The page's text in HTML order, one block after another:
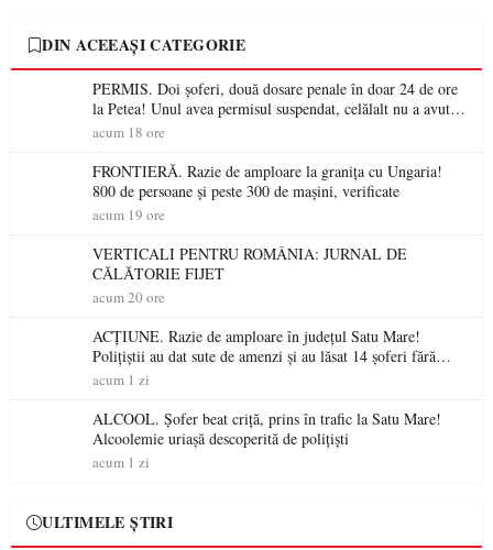
DIN ACEEAȘI CATEGORIE
PERMIS. Doi șoferi, două dosare penale în doar 24 de ore
la Petea! Unul avea permisul suspendat, celălalt nu a avut
niciodată permis
acum 18 ore
FRONTIERĂ. Razie de amploare la granița cu Ungaria!
800 de persoane și peste 300 de mașini, verificate
acum 19 ore
VERTICALI PENTRU ROMÂNIA: JURNAL DE
CĂLĂTORIE FIJET
acum 20 ore
ACȚIUNE. Razie de amploare în județul Satu Mare!
Polițiștii au dat sute de amenzi și au lăsat 14 șoferi fără
permis într-o singură zi
acum 1 zi
ALCOOL. Șofer beat criță, prins în trafic la Satu Mare!
Alcoolemie uriașă descoperită de polițiști
acum 1 zi
ULTIMELE ȘTIRI